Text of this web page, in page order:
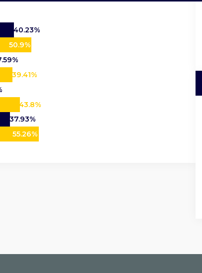
40.23%
50.9%
39.41%
43.8%
37.93%
55.26%